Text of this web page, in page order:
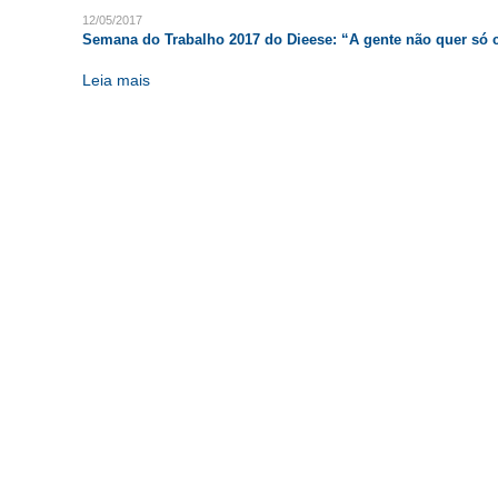
12/05/2017
Semana do Trabalho 2017 do Dieese: “A gente não quer só
Leia mais